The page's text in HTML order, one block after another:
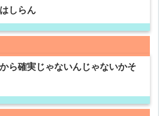
しらん
ら確実じゃないんじゃないかそ